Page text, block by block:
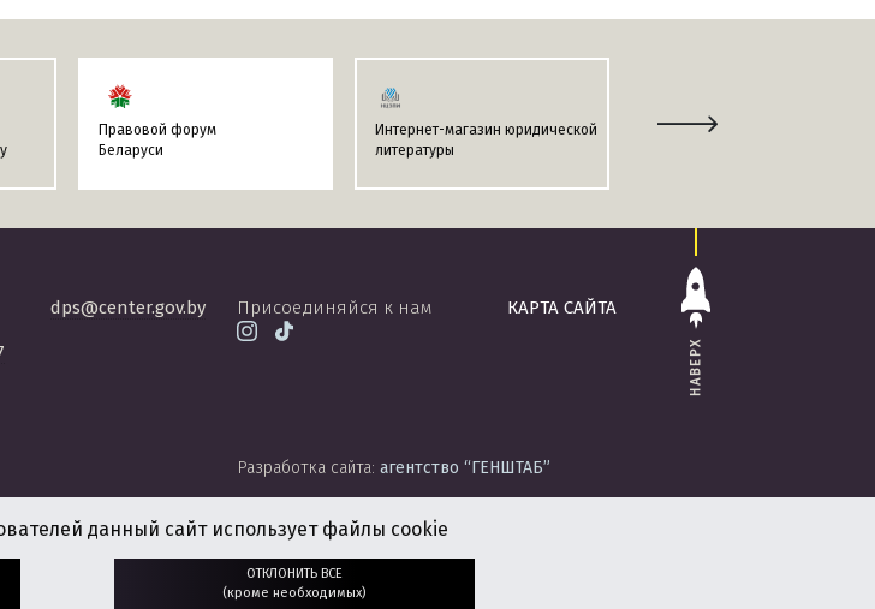
Правовой форум
Беларуси
Интернет-магазин юридической
литературы
Информационно-поисковая
НАВЕРХ
КАРТА САЙТА
dps@center.gov.by Присоединяйся к нам
Разработка сайта: агентство “ГЕНШТАБ”
данный сайт использует файлы cookie
ОТКЛОНИТЬ ВСЕ
(кроме необходимых)